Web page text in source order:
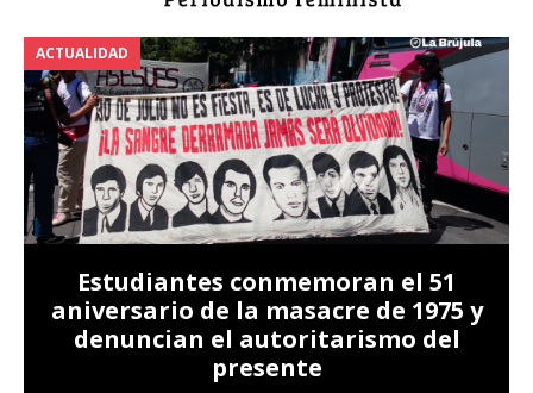
ACTUALIDAD
Estudiantes conmemoran el 51
aniversario de la masacre de 1975 y
denuncian el autoritarismo del
presente